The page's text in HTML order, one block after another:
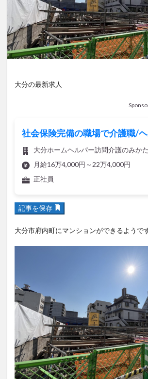
大分の最新求人
社会保険完備の職場で介護職/
大分ホームヘルパー訪問介護のみかた
月給16万4,000円～22万4,000円
正社員
記事を保存
大分市府内町にマンションができるようです
ふるさと納税
まつり まとめ
むし湯
わさだタウン
わったん
アイススケート
アウトドア
アサ
アフリカンサファリ
アミュプラザおお
ジェラート
ジゴロック
ジゴロッ
ジャマイカ料理
ジャークチキン
スタバ
セレクトショップ
ソフト
チキンカレー
ハンバーグ
ペット
ラバーダック
ラーメン
リンクスクエア
レトロ
レンタサ
中央町
中津市 中華料理 九
佐伯市
佐伯市ランチ 佐賀関
保護猫
催事 公園 冬
別府市
別府観光 古国府 古